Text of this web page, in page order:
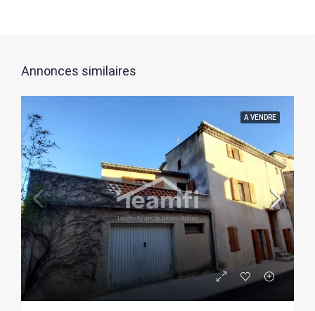
Annonces similaires
A VENDRE